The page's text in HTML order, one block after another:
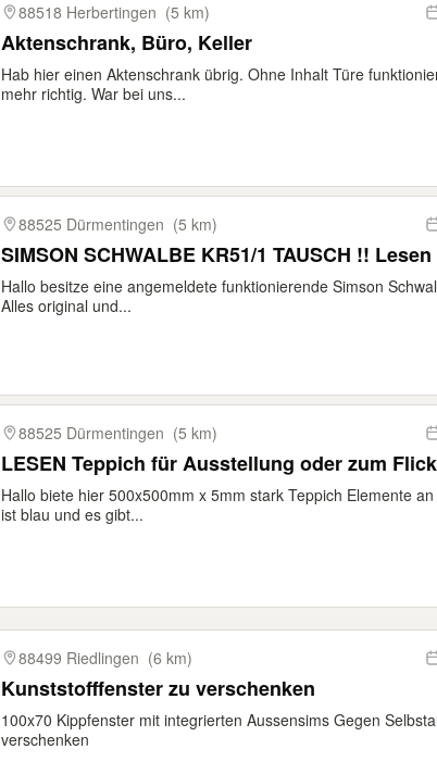
88518 Herbertingen (5 km)
Aktenschrank, Büro, Keller
Hab hier einen Aktenschrank übrig. Ohne Inhalt Türe
mehr richtig. War bei uns...
88525 Dürmentingen (5 km)
SIMSON SCHWALBE KR51/1
Hallo besitze eine angemeldete funktionierende Simson
Alles original und...
88525 Dürmentingen (5 km)
LESEN Teppich für Ausstellung oder zum
Hallo biete hier 500x500mm x 5mm stark Teppich Elemente
ist blau und es gibt...
88499 Riedlingen (6 km)
Kunststofffenster zu verschenken
100x70 Kippfenster mit integrierten Aussensims Gegen
verschenken